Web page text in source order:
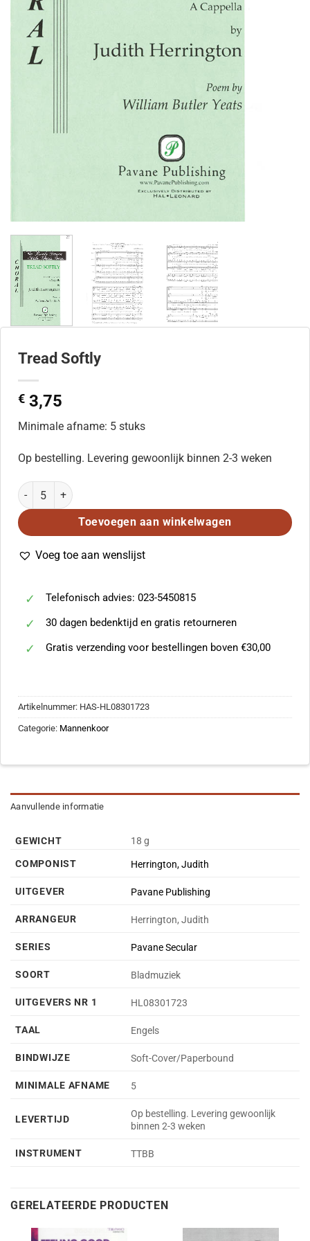
Tread Softly
€ 3,75
Minimale afname: 5 stuks
Op bestelling. Levering gewoonlijk binnen 2-3 weken
Tread Softly aantal
Toevoegen aan winkelwagen
Voeg toe aan wenslijst
Telefonisch advies: 023-5450815
30 dagen bedenktijd en gratis retourneren
Gratis verzending voor bestellingen boven €30,00
Artikelnummer: HAS-HL08301723
Categorie: Mannenkoor
Aanvullende informatie
GEWICHT
18 g
COMPONIST
Herrington, Judith
UITGEVER Pavane Publishing
ARRANGEUR Herrington, Judith
SERIES Pavane Secular
SOORT Bladmuziek
UITGEVERS NR 1 HL08301723
TAAL Engels
BINDWIJZE Soft-Cover/Paperbound
MINIMALE AFNAME 5
LEVERTIJD
Op bestelling. Levering gewoonlijk
binnen 2-3 weken
INSTRUMENT TTBB
GERELATEERDE PRODUCTEN